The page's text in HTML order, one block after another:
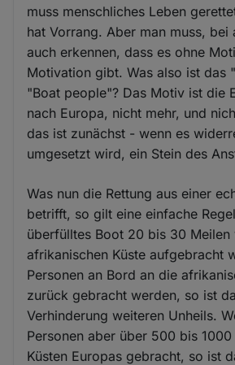
muss menschliches Leben
hat Vorrang. Aber man muss, bei
auch erkennen, dass es ohne
Motivation gibt. Was also ist das
"Boat people"? Das Motiv ist die
nach Europa, nicht mehr, und
das ist zunächst - wenn es
umgesetzt wird, ein Stein des
Was nun die Rettung aus einer
betrifft, so gilt eine einfache
überfülltes Boot 20 bis 30 Meilen
afrikanischen Küste aufgebracht
Personen an Bord an die
zurück gebracht werden, so ist
Verhinderung weiteren Unheils.
Personen aber über 500 bis
Küsten Europas gebracht, so ist